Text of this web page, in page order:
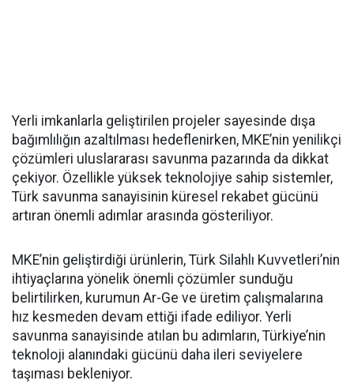
Yerli imkanlarla geliştirilen projeler sayesinde dışa
bağımlılığın azaltılması hedeflenirken, MKE’nin yenilikçi
çözümleri uluslararası savunma pazarında da dikkat
çekiyor. Özellikle yüksek teknolojiye sahip sistemler,
Türk savunma sanayisinin küresel rekabet gücünü
artıran önemli adımlar arasında gösteriliyor.
MKE’nin geliştirdiği ürünlerin, Türk Silahlı Kuvvetleri’nin
ihtiyaçlarına yönelik önemli çözümler sunduğu
belirtilirken, kurumun Ar-Ge ve üretim çalışmalarına
hız kesmeden devam ettiği ifade ediliyor. Yerli
savunma sanayisinde atılan bu adımların, Türkiye’nin
teknoloji alanındaki gücünü daha ileri seviyelere
taşıması bekleniyor.